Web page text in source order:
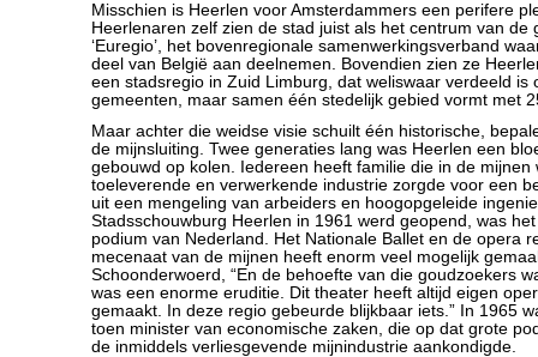
Misschien is Heerlen voor Amsterdammers een perifere
Heerlenaren zelf zien de stad juist als het centrum van de
‘Euregio’, het bovenregionale samenwerkingsverband
deel van België aan deelnemen. Bovendien zien ze
een stadsregio in Zuid Limburg, dat weliswaar verdeeld is
gemeenten, maar samen één stedelijk gebied vormt met
Maar achter die weidse visie schuilt één historische,
de mijnsluiting. Twee generaties lang was Heerlen een
gebouwd op kolen. Iedereen heeft familie die in de mijnen
toeleverende en verwerkende industrie zorgde voor een
uit een mengeling van arbeiders en hoogopgeleide
Stadsschouwburg Heerlen in 1961 werd geopend, was
podium van Nederland. Het Nationale Ballet en de opera
mecenaat van de mijnen heeft enorm veel mogelijk
Schoonderwoerd, “En de behoefte van die goudzoekers
was een enorme eruditie. Dit theater heeft altijd eigen
gemaakt. In deze regio gebeurde blijkbaar iets.” In 1965
toen minister van economische zaken, die op dat grote
de inmiddels verliesgevende mijnindustrie aankondigde.